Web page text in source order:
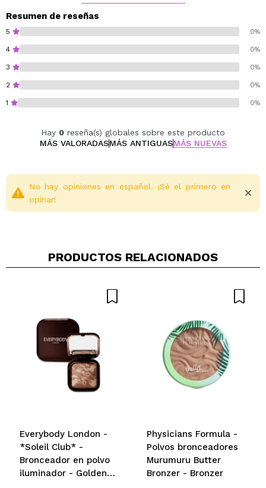
Resumen de reseñas
5 0%
4 0%
3 0%
2 0%
1 0%
Hay 0 reseña(s) globales sobre este producto
MÁS VALORADASMÁS ANTIGUASMÁS NUEVAS
Tu vídeo podría ser el primero. Imagínatelo...
¿Recomendarías su compra? Si No
5/5
No hay opiniones en español. ¡Sé el primero en
opinar!
PRODUCTOS RELACIONADOS
Everybody London -
*Soleil Club* -
Bronceador en polvo
iluminador - Golden
Physicians Formula -
Polvos bronceadores
Murumuru Butter
Bronzer - Bronzer